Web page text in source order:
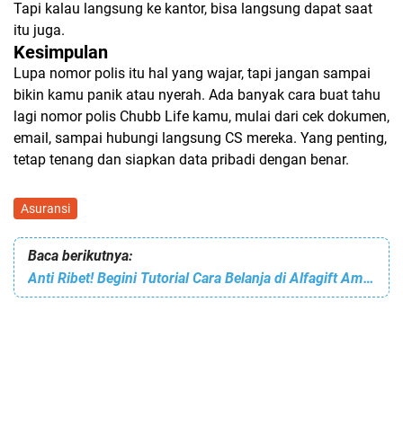
Tapi kalau langsung ke kantor, bisa langsung dapat saat
itu juga.
Kesimpulan
Lupa nomor polis itu hal yang wajar, tapi jangan sampai
bikin kamu panik atau nyerah. Ada banyak cara buat tahu
lagi nomor polis Chubb Life kamu, mulai dari cek dokumen,
email, sampai hubungi langsung CS mereka. Yang penting,
tetap tenang dan siapkan data pribadi dengan benar.
Asuransi
Baca berikutnya:
Anti Ribet! Begini Tutorial Cara Belanja di Alfagift Ambil di Toko